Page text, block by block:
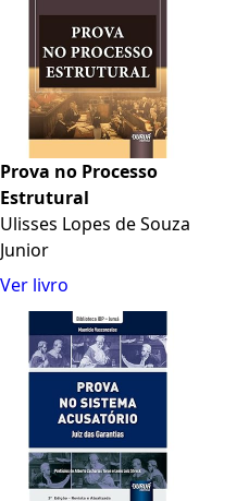
Prova no Processo
Estrutural
Ulisses Lopes de Souza
Junior
Ver livro